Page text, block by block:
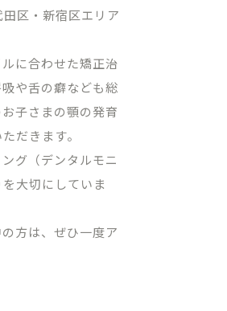
区・新宿区エリア
に合わせた矯正治
や舌の癖なども総
子さまの顎の発育
だきます。
グ（デンタルモニ
大切にしていま
方は、ぜひ一度ア
側矯正
の矯正）
初診相談に申し込む